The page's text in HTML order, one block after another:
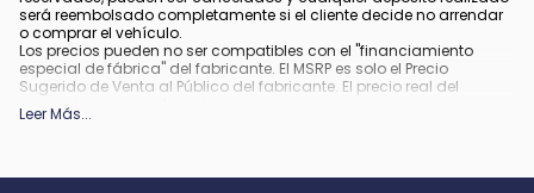
será reembolsado completamente si el cliente decide no arrendar
o comprar el vehículo.
Los precios pueden no ser compatibles con el "financiamiento
especial de fábrica" del fabricante. El MSRP es solo el Precio
Sugerido de Venta al Público del fabricante. El precio real del
concesionario puede variar.
Debido a la disponibilidad, algunas imágenes y opciones
especificaciones.
Leer Más...